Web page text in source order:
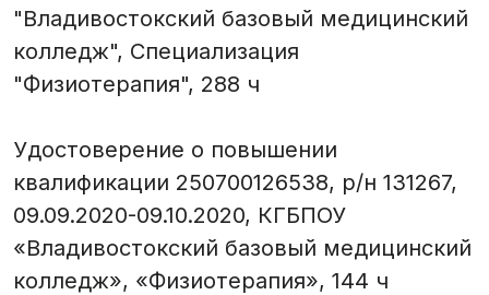
"Владивостокский базовый медицинский
колледж", Специализация
"Физиотерапия", 288 ч
Удостоверение о повышении
квалификации 250700126538, р/н 131267,
09.09.2020-09.10.2020, КГБПОУ
«Владивостокский базовый медицинский
колледж», «Физиотерапия», 144 ч